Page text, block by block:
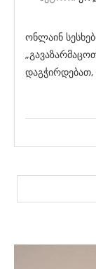
ონლაინ
დაგჭირდებათ,